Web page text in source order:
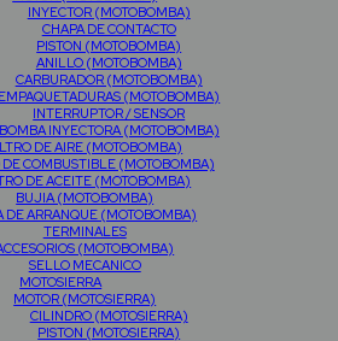
INYECTOR (MOTOBOMBA)
CHAPA DE CONTACTO
PISTON (MOTOBOMBA)
ANILLO (MOTOBOMBA)
CARBURADOR (MOTOBOMBA)
EMPAQUETADURAS (MOTOBOMBA)
INTERRUPTOR / SENSOR
BOMBA INYECTORA (MOTOBOMBA)
DE AIRE (MOTOBOMBA)
DE COMBUSTIBLE (MOTOBOMBA)
DE ACEITE (MOTOBOMBA)
BUJIA (MOTOBOMBA)
DE ARRANQUE (MOTOBOMBA)
TERMINALES
(MOTOBOMBA)
SELLO MECANICO
MOTOSIERRA
MOTOR (MOTOSIERRA)
CILINDRO (MOTOSIERRA)
PISTON (MOTOSIERRA)